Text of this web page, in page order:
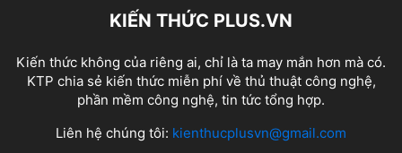
KIẾN THỨC PLUS.VN
Kiến thức không của riêng ai, chỉ là ta may mắn hơn mà có.
KTP chia sẻ kiến thức miễn phí về thủ thuật công nghệ,
phần mềm công nghệ, tin tức tổng hợp.
Liên hệ chúng tôi: kienthucplusvn@gmail.com